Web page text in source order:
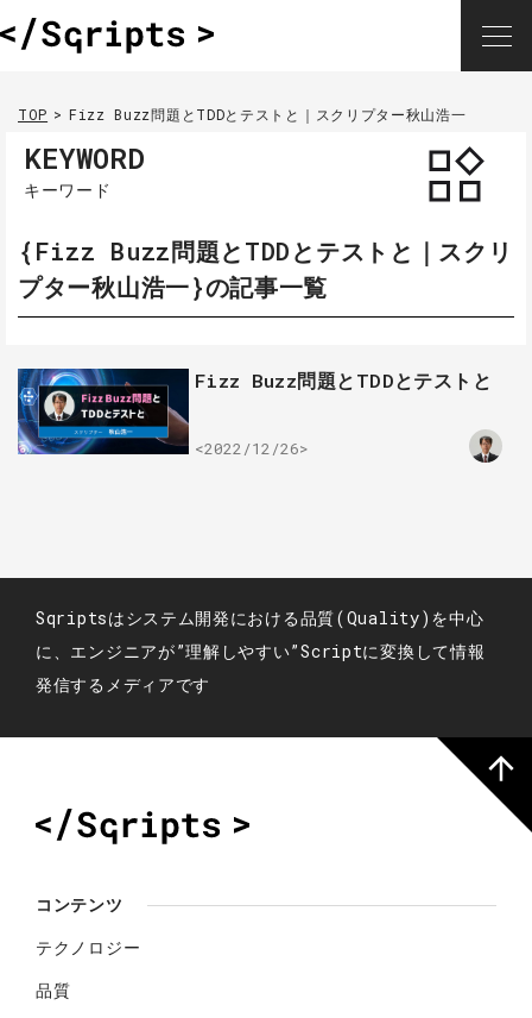
TOP Fizz Buzz問題とTDDとテストと｜スクリプター秋山浩一
KEYWORD
キーワード
{Fizz Buzz問題とTDDとテストと｜スクリ
プター秋山浩一}の記事一覧
Fizz Buzz問題とTDDとテストと
<2022/12/26>
Sqriptsはシステム開発における品質(Quality)を中心
に、エンジニアが”理解しやすい”Scriptに変換して情報
発信するメディアです
コンテンツ
テクノロジー
品質